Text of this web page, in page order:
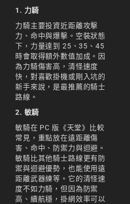
1. 力騎
力騎主要投資近距離攻擊
力、命中與爆擊。空裝狀態
下，力量達到 25、35、45
時會取得額外數值加成。因
為力騎傷害高，清怪速度
快，對喜歡掛機或剛入坑的
新手來說，是最推薦的騎士
路線。
2. 敏騎
敏騎在 PC 版《天堂》比較
常見，重點放在遠距離傷
害、命中、防禦力與迴避。
敏騎比其他騎士路線更有防
禦與迴避優勢，也能使用遠
距離武器練等。它的清怪速
度不如力騎，但因為防禦
高、續航穩，掛網效率可以